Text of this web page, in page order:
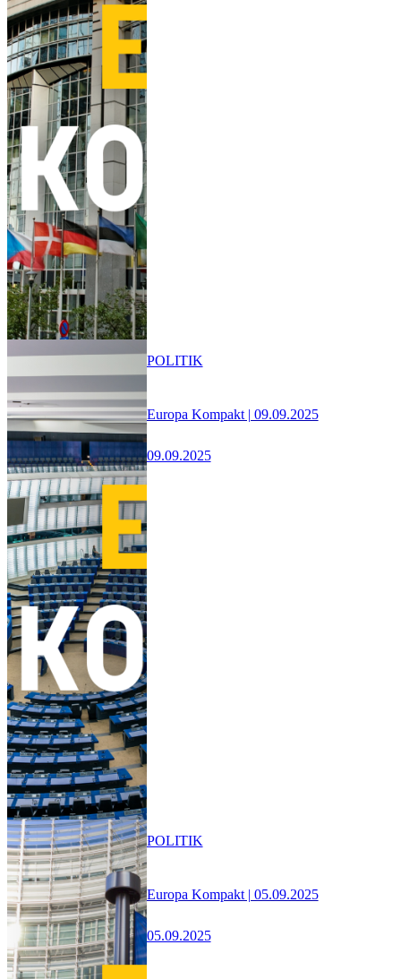
Europa Kompakt | 09.09.2025
09.09.2025
POLITIK
Europa Kompakt | 05.09.2025
05.09.2025
POLITIK